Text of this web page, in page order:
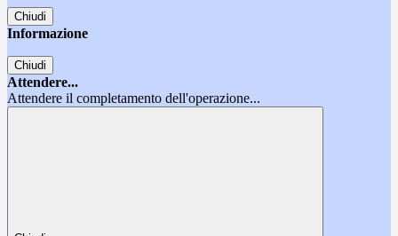
Chiudi
Informazione
Chiudi
Attendere...
Attendere il completamento dell'operazione...